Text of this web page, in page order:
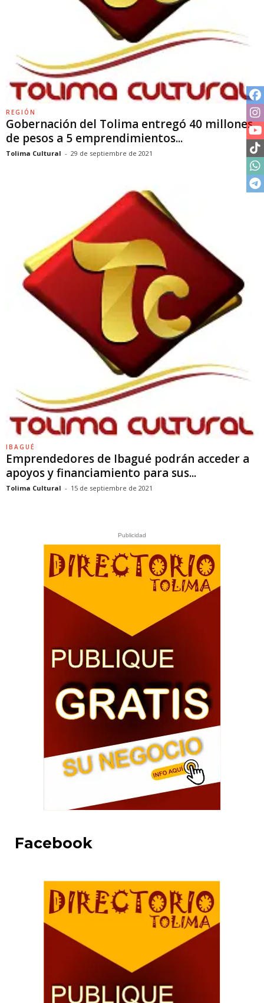
REGIÓN
Gobernación del Tolima entregó 40 millones
de pesos a 5 emprendimientos...
Tolima Cultural - 29 de septiembre de 2021
IBAGUÉ
Emprendedores de Ibagué podrán acceder a
apoyos y financiamiento para sus...
Tolima Cultural - 15 de septiembre de 2021
Publicidad
Facebook